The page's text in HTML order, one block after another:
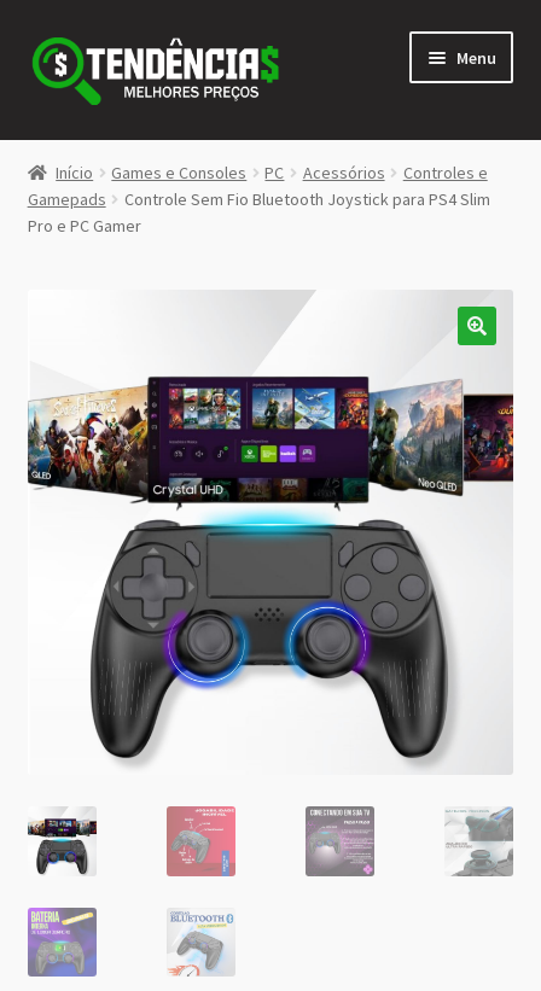
Pular
para
navegação
Pular
para
conteúdo
Menu
LOJA
<>
Início Games e Consoles PC Acessórios
Controles e
Gamepads
Controle Sem Fio Bluetooth Joystick para PS4 Slim
Pro e PC Gamer